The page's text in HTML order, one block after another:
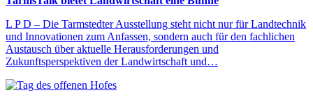
L P D – Die Tarmstedter Ausstellung steht nicht nur für Landtechnik
und Innovationen zum Anfassen, sondern auch für den fachlichen
Austausch über aktuelle Herausforderungen und
Zukunftsperspektiven der Landwirtschaft und…